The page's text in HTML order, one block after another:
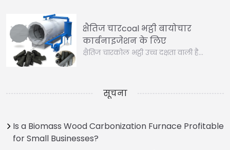
क्षैतिज चारcoal भट्ठी बायोचार
कार्बनाइजेशन के लिए
क्षैतिज चारकोल भट्ठी उच्च दक्षता वाली है…
सूचना
Is a Biomass Wood Carbonization Furnace Profitable
for Small Businesses?